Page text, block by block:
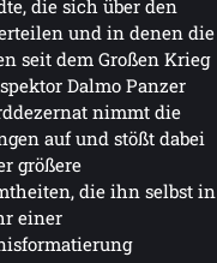
die sich über den
und in denen die
seit dem Großen Krieg
Dalmo Panzer
nimmt die
auf und stößt dabei
größere
die ihn selbst in
einer